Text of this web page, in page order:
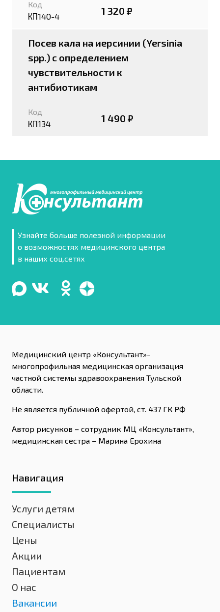
Код
КП140-4 1 320 ₽
Посев кала на иерсинии (Yersinia
spp.) с определением
чувствительности к
антибиотикам
Код
КП134 1 490 ₽
Узнайте больше полезной информации
о возможностях медицинского центра
в наших соц.сетях
Медицинский центр «Консультант»-
многопрофильная медицинская организация
частной системы здравоохранения Тульской
области.
Не является публичной офертой, ст. 437 ГК РФ
Автор рисунков – сотрудник МЦ «Консультант»,
медицинская сестра – Марина Ерохина
Навигация
Услуги детям
Специалисты
Цены
Акции
Пациентам
О нас
Вакансии